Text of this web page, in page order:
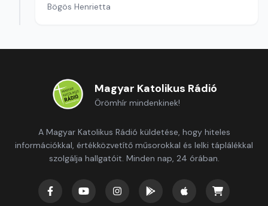
Bögös Henrietta
Magyar Katolikus Rádió
Örömhír mindenkinek!
A Magyar Katolikus Rádió küldetése, hogy hiteles
információkkal, értékközvetítő műsorokkal és lelki táplálékkal
szolgálja hallgatóit. Minden nap, 24 órában.